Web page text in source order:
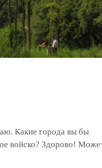
Какие города вы бы
войско? Здорово!